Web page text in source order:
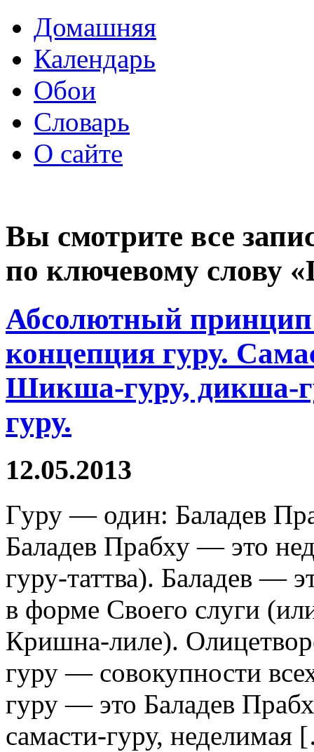
Домашняя
Календарь
Обои
Словарь
О сайте
Вы смотрите все
по ключевому слову
Абсолютный принцип
концепция гуру.
Шикша-гуру, дикша-
гуру.
12.05.2013
Гуру — один: Баладев
Баладев Прабху — это
гуру-таттва). Баладев —
в форме Своего слуги
Кришна-лиле).
гуру — совокупности
гуру — это Баладев
самасти-гуру,